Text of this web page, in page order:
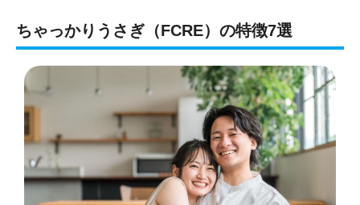
ちゃっかりうさぎ（FCRE）の特徴7選